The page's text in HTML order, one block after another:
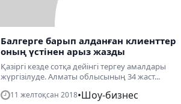
Балгерге барып алданған клиенттер
оның үстінен арыз жазды
Қазіргі кезде сотқа дейінгі тергеу амалдары
жүргізілуде. Алматы облысының 34 жаст...
11 желтоқсан 2018•Шоу-бизнес